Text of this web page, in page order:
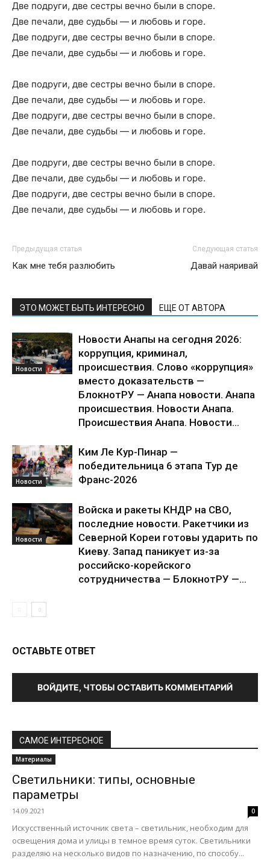
Две подруги, две сестры вечно были в споре.
Две печали, две судьбы — и любовь и горе.
Две подруги, две сестры вечно были в споре.
Две печали, две судьбы — и любовь и горе.
Две подруги, две сестры вечно были в споре.
Две печали, две судьбы — и любовь и горе.
Две подруги, две сестры вечно были в споре.
Две печали, две судьбы — и любовь и горе.
Две подруги, две сестры вечно были в споре.
Две печали, две судьбы — и любовь и горе.
Две подруги, две сестры вечно были в споре.
Две печали, две судьбы — и любовь и горе.
Предыдущая статья
Как мне тебя разлюбить
Следующая статья
Давай наяривай
ЭТО МОЖЕТ БЫТЬ ИНТЕРЕСНО ЕЩЕ ОТ АВТОРА
Новости
Новости Анапы на сегодня 2026:
коррупция, криминал,
происшествия. Слово «коррупция»
вместо доказательств —
БлокнотРУ — Анапа новости. Анапа
происшествия. Новости Анапа.
Происшествия Анапа. Новости...
Новости
Ким Ле Кур-Пинар —
победительница 6 этапа Тур де
Франс-2026
Новости
Войска и ракеты КНДР на СВО,
последние новости. Ракетчики из
Северной Кореи готовы ударить по
Киеву. Запад паникует из-за
российско-корейского
сотрудничества — БлокнотРУ —...
ОСТАВЬТЕ ОТВЕТ
ВОЙДИТЕ, ЧТОБЫ ОСТАВИТЬ КОММЕНТАРИЙ
САМОЕ ИНТЕРЕСНОЕ
Материалы
Светильники: типы, основные
параметры
14.09.2021 0
Искусственный источник света – светильник, необходим для
освещения дома и улицы в темное время суток. Светильники
разделяю на несколько видов по назначению, по способу...